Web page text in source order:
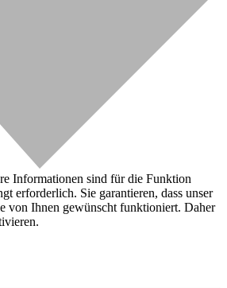
Informationen sind für die Funktion
erforderlich. Sie garantieren, dass unser
von Ihnen gewünscht funktioniert. Daher